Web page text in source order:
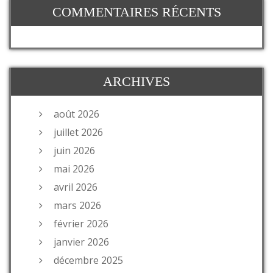
COMMENTAIRES RÉCENTS
ARCHIVES
août 2026
juillet 2026
juin 2026
mai 2026
avril 2026
mars 2026
février 2026
janvier 2026
décembre 2025